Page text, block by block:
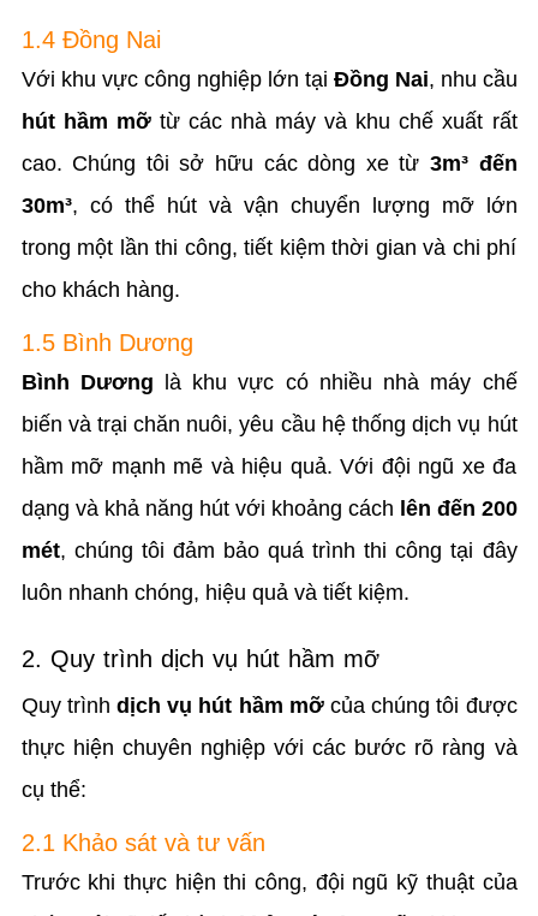
1.4 Đồng Nai
Với khu vực công nghiệp lớn tại Đồng Nai, nhu cầu
hút hầm mỡtừ các nhà máy và khu chế xuất rất
cao. Chúng tôi sở hữu các dòng xe từ 3m³ đến
30m³, có thể hút và vận chuyển lượng mỡ lớn
trong một lần thi công, tiết kiệm thời gian và chi phí
cho khách hàng.
1.5 Bình Dương
Bình Dương là khu vực có nhiều nhà máy chế
biến và trại chăn nuôi, yêu cầu hệ thống dịch vụ hút
hầm mỡ mạnh mẽ và hiệu quả. Với đội ngũ xe đa
dạng và khả năng hút với khoảng cách lên đến 200
mét, chúng tôi đảm bảo quá trình thi công tại đây
luôn nhanh chóng, hiệu quả và tiết kiệm.
2. Quy trình dịch vụ hút hầm mỡ
Quy trình dịch vụ hút hầm mỡcủa chúng tôi được
thực hiện chuyên nghiệp với các bước rõ ràng và
cụ thể:
2.1 Khảo sát và tư vấn
Trước khi thực hiện thi công, đội ngũ kỹ thuật của